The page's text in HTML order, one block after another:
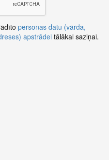
personas datu (vārda,
apstrādei tālākai saziņai.